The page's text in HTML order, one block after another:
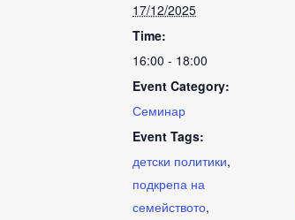
17/12/2025
Time:
16:00 - 18:00
Event Category:
Семинар
Event Tags:
детски политики,
подкрепа на
семейството,